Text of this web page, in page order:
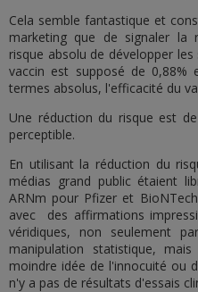
Cela semble fantastique et
marketing que de signaler la
risque absolu de développer
vaccin est supposé de 0,88%
termes absolus, l'efficacité du
Une réduction du risque est
perceptible.
En utilisant la réduction du
médias grand public étaient
ARNm pour Pfizer et
avec des affirmations
véridiques, non seulement
manipulation statistique,
moindre idée de l'innocuité ou
n'y a pas de résultats d'essais